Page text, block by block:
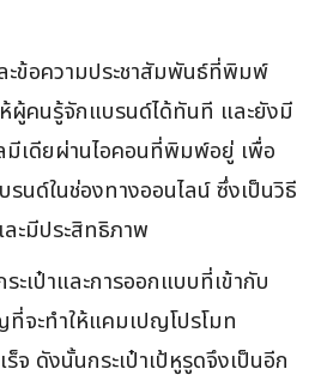
ข้อความประชาสัมพันธ์ที่พิมพ์
ห้ผู้คนรู้จักแบรนด์ได้ทันที และยังมี
มีเดียผ่านไอคอนที่พิมพ์อยู่ เพื่อ
นด์ในช่องทางออนไลน์ ซึ่งเป็นวิธี
ะมีประสิทธิภาพ
เป๋าและการออกแบบที่เข้ากับ
จะทำให้แคมเปญโปรโมท
จ ดังนั้นกระเป๋าเป้หูรูดจึงเป็นอีก